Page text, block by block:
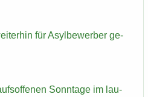
für Asyl­be­wer­ber ge­
Sonn­ta­ge im lau­